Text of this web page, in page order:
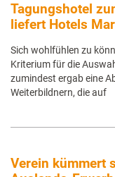
Tagungshotel
liefert Hotels
Sich wohlfühlen zu
Kriterium für die
zumindest ergab eine
Weiterbildnern, die auf
Verein kümmert